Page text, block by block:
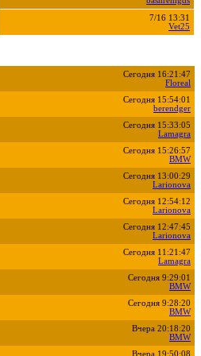
7/16 13:31
Vet25
Сегодня 16:21:47
Floreal
Сегодня 15:54:01
berendger
Сегодня 15:33:05
Lamagra
Сегодня 15:26:57
BMW
Сегодня 13:00:29
Larionova
Сегодня 12:54:12
Larionova
Сегодня 12:47:45
Larionova
Сегодня 11:21:47
Lamagra
Сегодня 9:29:01
BMW
Сегодня 9:28:20
BMW
Вчера 20:18:20
BMW
Вчера 19:50:08